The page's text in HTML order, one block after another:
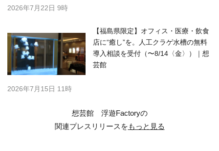
2026年7月22日 9時
【福島県限定】オフィス・医療・飲食
店に“癒し”を。人工クラゲ水槽の無料
導入相談を受付（〜8/14〈金〉）｜想
芸館
2026年7月15日 11時
想芸館 浮遊Factoryの
関連プレスリリースをもっと見る